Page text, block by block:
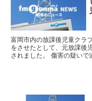
富岡市内の放課後児童クラ
をさせたとして、元放課後
されました。 傷害の疑い
（７０）です。警察によ